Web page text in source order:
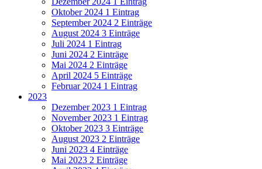
Oktober 2024 1 Eintrag
September 2024 2 Einträge
August 2024 3 Einträge
Juli 2024 1 Eintrag
Juni 2024 2 Einträge
Mai 2024 2 Einträge
April 2024 5 Einträge
Februar 2024 1 Eintrag
2023
Dezember 2023 1 Eintrag
November 2023 1 Eintrag
Oktober 2023 3 Einträge
August 2023 2 Einträge
Juni 2023 4 Einträge
Mai 2023 2 Einträge